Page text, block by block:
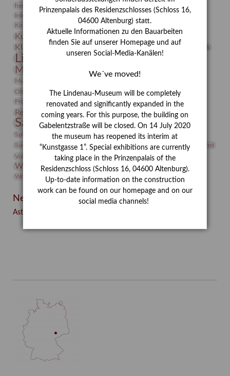
herman de vries Humboldt
Insekten
Integriertes Schädlingsmanagement
Jahresempfang
Jubiläum
Kolosseum
Kooperationsausstellung Korkmodelle Kunst
Kunstmuseum Kunstvermittlung
KUNSTWAND Künstler Künstlerin Lehmbruck
Lindenau-Museum
Museumsgeschichte Museumsnacht
Museumspädagogik
Objekt im Fokus
Paul Klee Peter Schnürpel Phelloplastik
Pohlhof
Provenienz
Provenienzforschung
Restaurierung Restitution Rudi Lesser Ruth Wolf-Rehfeld
Sammlung Samstagszeichner Skulptur
Sonderausstellung
Sphinx
studio Studio Bildende Kunst
studioDIGITAL
Suermondt-Ludwig-Museum
Vermittlung Video
Videokunst
Volontariat
Walter Rheiner Weihnachten Werefkin
Werkbetrachtung Winter Wissenschaft
Wolf and Dog
Wolf und Hund
Zirkuswoche
Neueste Beiträge
Asta Gröting: Wolf and Dog (2021)
Prinzenpalais des Residenzschlosses (Schloss 16,
04600 Altenburg) statt.
Aktuelle Informationen zu den Bauarbeiten
finden Sie auf unserer Homepage und auf
unseren Social-Media-Kanälen!
We´ve moved!
The Lindenau-Museum will be completely
renovated and significantly expanded in the
coming years. For this purpose, the building on
Gabelentzstraße will be closed. On 14 July 2020
the museum has reopened its interim at
“Kunstgasse 1”. Special exhibitions are currently
taking place in the Prinzenpalais of the
Residenzschloss (Schloss 16, 04600 Altenburg).
Up-to-date information on the construction
work can be found on our homepage and on our
social media channels!